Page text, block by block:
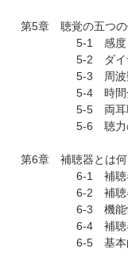
第5章 聴覚の五つ
5-1 感度
5-2 ダイナミッ
5-3 周波数
5-4 時間分
5-5 両耳
5-6 聴力の
第6章 補聴器とは何
6-1 補聴器の
6-2 補聴器
6-3 機能
6-4 補聴器のフ
6-5 基本的な